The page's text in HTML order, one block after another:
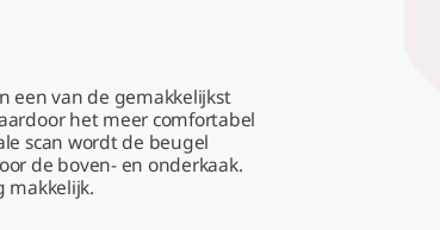
een van de gemakkelijkst
het meer comfortabel
scan wordt de beugel
de boven- en onderkaak.
makkelijk.